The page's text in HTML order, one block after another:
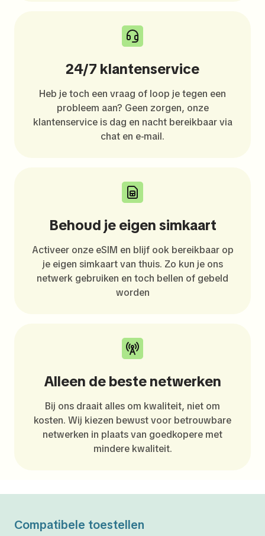
24/7 klantenservice
Heb je toch een vraag of loop je tegen een
probleem aan? Geen zorgen, onze
klantenservice is dag en nacht bereikbaar via
chat en e-mail.
Behoud je eigen simkaart
Activeer onze eSIM en blijf ook bereikbaar op
je eigen simkaart van thuis. Zo kun je ons
netwerk gebruiken en toch bellen of gebeld
worden
Alleen de beste netwerken
Bij ons draait alles om kwaliteit, niet om
kosten. Wij kiezen bewust voor betrouwbare
netwerken in plaats van goedkopere met
mindere kwaliteit.
Compatibele toestellen